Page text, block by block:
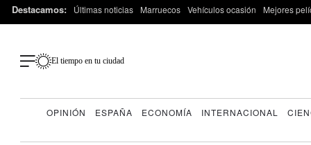
Destacamos: Últimas noticias Marruecos Vehículos ocasión Mejores
El tiempo en tu ciudad
OPINIÓN ESPAÑA ECONOMÍA INTERNACIONAL